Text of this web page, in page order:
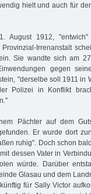
hielt und auch für
August 1912,
Irrenanstalt
Sie wandte sich am
gegen
"derselbe soll 1911 in
Polizei in Konflikt
Pächter auf dem
Er wurde dort
ruhig". Doch schon
dessen Vater in
würde. Darüber
Glasau und dem
für Sally Victor